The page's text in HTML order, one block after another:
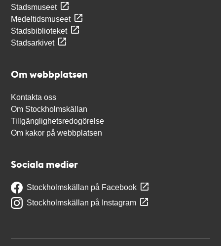
Stadsmuseet
Medeltidsmuseet
Stadsbiblioteket
Stadsarkivet
Om webbplatsen
Kontakta oss
Om Stockholmskällan
Tillgänglighetsredogörelse
Om kakor på webbplatsen
Sociala medier
Stockholmskällan på Facebook
Stockholmskällan på Instagram